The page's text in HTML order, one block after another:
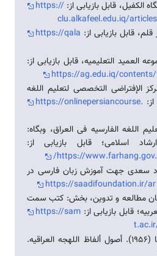
الکفیل، قابل بازیابی از: https://
clu.alkafeel.edu.iq/
قلم، قابل بازیابی از: https://qala
العمید التعلیمیه، قابل بازیابی از:
https://ag.edu.iq/
الإفتراضی التخصصی لتعلیم اللغه
https://onlinepersiancourse.
اللغه الفارسیه فی العراق، وبگاه:
اسلامی؛ قابل بازیابی از:
https://
سعدی جهت آموزش زبان فارسی در
https://saadifoundation.ir/ar
مطالعه و تدوین، بخش: کتب سمت
قابل بازیابی از: https://sam
الشبیبی، محمد رضا (1956). أصول ألفاظ اللهجه العراقیه.